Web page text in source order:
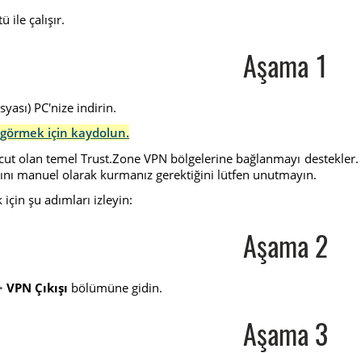
ile çalışır.
Aşama 1
PC'nize indirin.
için kaydolun.
olan temel Trust.Zone VPN bölgelerine bağlanmayı destekler.
manuel olarak kurmanız gerektiğini lütfen unutmayın.
şu adımları izleyin:
Aşama 2
VPN Çıkışı bölümüne gidin.
Aşama 3